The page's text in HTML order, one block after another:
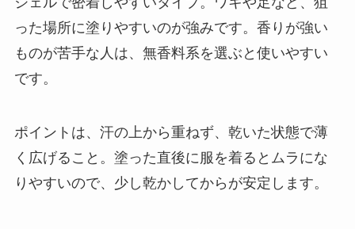
った場所に塗りやすいのが強みです。香りが強い
ものが苦手な人は、無香料系を選ぶと使いやすい
です。
ポイントは、汗の上から重ねず、乾いた状態で薄
く広げること。塗った直後に服を着るとムラにな
りやすいので、少し乾かしてからが安定します。